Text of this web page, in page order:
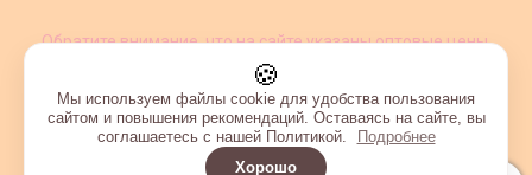
Обратите внимание, что на сайте указаны оптовые цены,
🍪
Мы используем файлы cookie для удобства пользования
сайтом и повышения рекомендаций. Оставаясь на сайте, вы
соглашаетесь с нашей Политикой.
Подробнее
Хорошо